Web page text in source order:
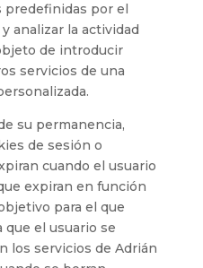
predefinidas por el
analizar la actividad
de introducir
servicios de una
su permanencia,
de sesión o
cuando el usuario
expiran en función
para el que
el usuario se
los servicios de Adrián